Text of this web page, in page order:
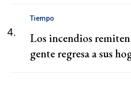
4.
Tiempo
Los incendios
gente regresa a sus